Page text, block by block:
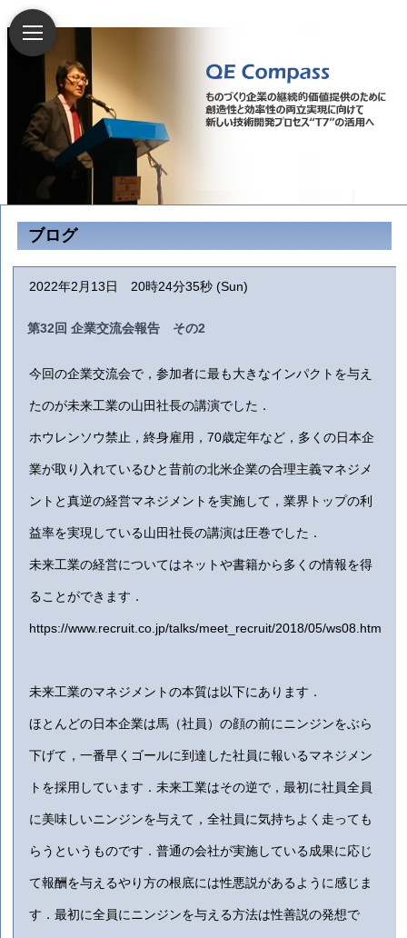
ブログ
2022年2月13日 20時24分35秒 (Sun)
第32回 企業交流会報告 その2
今回の企業交流会で，参加者に最も大きなインパクトを与え
たのが未来工業の山田社長の講演でした．
ホウレンソウ禁止，終身雇用，70歳定年など，多くの日本企
業が取り入れているひと昔前の北米企業の合理主義マネジメ
ントと真逆の経営マネジメントを実施して，業界トップの利
益率を実現している山田社長の講演は圧巻でした．
未来工業の経営についてはネットや書籍から多くの情報を得
ることができます．
https://www.recruit.co.jp/talks/meet_recruit/2018/05/ws08.htm
未来工業のマネジメントの本質は以下にあります．
ほとんどの日本企業は馬（社員）の顔の前にニンジンをぶら
下げて，一番早くゴールに到達した社員に報いるマネジメン
トを採用しています．未来工業はその逆で，最初に社員全員
に美味しいニンジンを与えて，全社員に気持ちよく走っても
らうというものです．普通の会社が実施している成果に応じ
て報酬を与えるやり方の根底には性悪説があるように感じま
す．最初に全員にニンジンを与える方法は性善説の発想で